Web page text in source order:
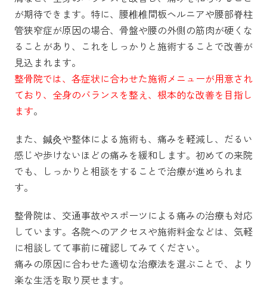
が期待できます。特に、腰椎椎間板ヘルニアや腰部脊柱
管狭窄症が原因の場合、骨盤や腰の外側の筋肉が硬くな
ることがあり、これをしっかりと施術することで改善が
見込まれます。
整骨院では、各症状に合わせた施術メニューが用意され
ており、全身のバランスを整え、根本的な改善を目指し
ます。
また、鍼灸や整体による施術も、痛みを軽減し、だるい
感じや歩けないほどの痛みを緩和します。初めての来院
でも、しっかりと相談をすることで治療が進められま
す。
整骨院は、交通事故やスポーツによる痛みの治療も対応
しています。各院へのアクセスや施術料金などは、気軽
に相談してて事前に確認してみてください。
痛みの原因に合わせた適切な治療法を選ぶことで、より
楽な生活を取り戻せます。